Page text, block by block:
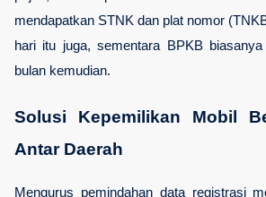
mendapatkan STNK dan plat nomor
hari itu juga, sementara BPKB
bulan kemudian.
Solusi Kepemilikan Mobil
Antar Daerah
Mengurus pemindahan data registrasi